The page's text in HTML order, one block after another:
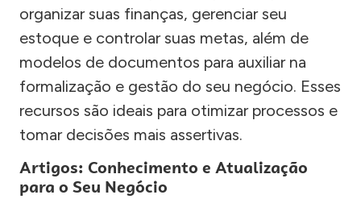
organizar suas finanças, gerenciar seu
estoque e controlar suas metas, além de
modelos de documentos para auxiliar na
formalização e gestão do seu negócio. Esses
recursos são ideais para otimizar processos e
tomar decisões mais assertivas.
Artigos: Conhecimento e Atualização
para o Seu Negócio